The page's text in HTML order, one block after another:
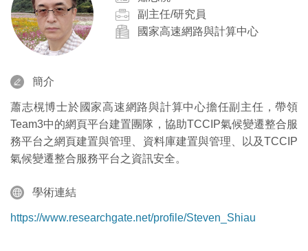
副主任/研究員
國家高速網路與計算中心
簡介
蕭志榥博士於國家高速網路與計算中心擔任副主任，帶領
Team3中的網頁平台建置團隊，協助TCCIP氣候變遷整合服
務平台之網頁建置與管理、資料庫建置與管理、以及TCCIP
氣候變遷整合服務平台之資訊安全。
學術連結
https://www.researchgate.net/profile/Steven_Shiau